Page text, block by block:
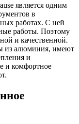
является одним
в
работах. С ней
работы. Поэтому
и качественной.
из алюминия, имеют
и
и комфортное